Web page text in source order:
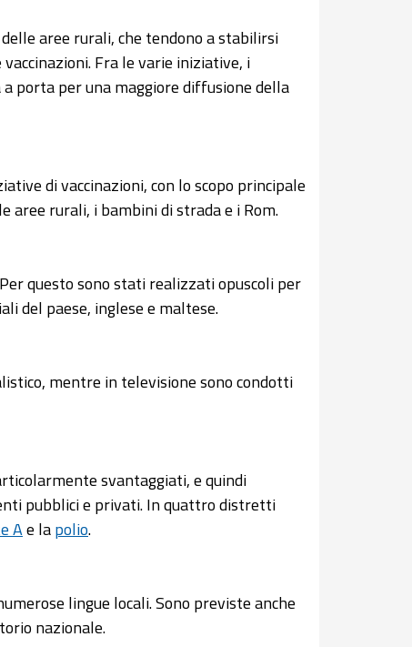
aree rurali, che tendono a stabilirsi
Fra le varie iniziative, i
porta per una maggiore diffusione della
di vaccinazioni, con lo scopo principale
aree rurali, i bambini di strada e i Rom.
questo sono stati realizzati opuscoli per
del paese, inglese e maltese.
mentre in televisione sono condotti
svantaggiati, e quindi
pubblici e privati. In quattro distretti
Ae lapolio.
lingue locali. Sono previste anche
nazionale.